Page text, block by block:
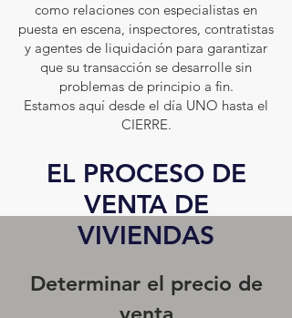
como relaciones con especialistas en
puesta en escena, inspectores, contratistas
y agentes de liquidación para garantizar
que su transacción se desarrolle sin
problemas de principio a fin.
Estamos aquí desde el día UNO hasta el
CIERRE.
EL PROCESO DE
VENTA DE
VIVIENDAS
Determinar el precio de